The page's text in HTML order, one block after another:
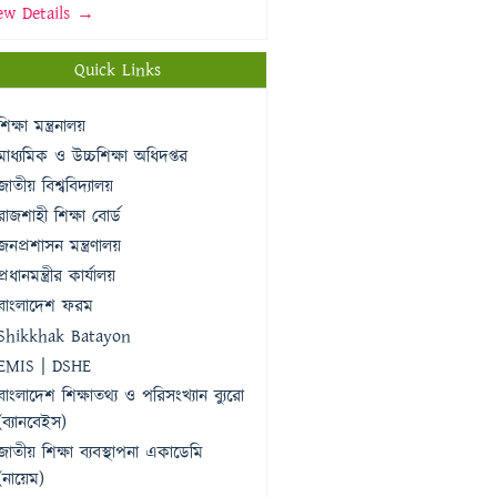
Details →
Quick Links
মন্ত্রনালয়
ও উচ্চশিক্ষা অধিদপ্তর
বিশ্ববিদ্যালয়
শিক্ষা বোর্ড
মন্ত্রণালয়
কার্যালয়
ফরম
Batayon
| DSHE
শিক্ষাতথ্য ও পরিসংখ্যান ব্যুরো
শিক্ষা ব্যবস্থাপনা একাডেমি